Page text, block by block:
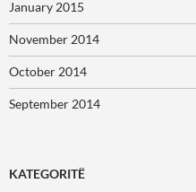
January 2015
November 2014
October 2014
September 2014
KATEGORITË